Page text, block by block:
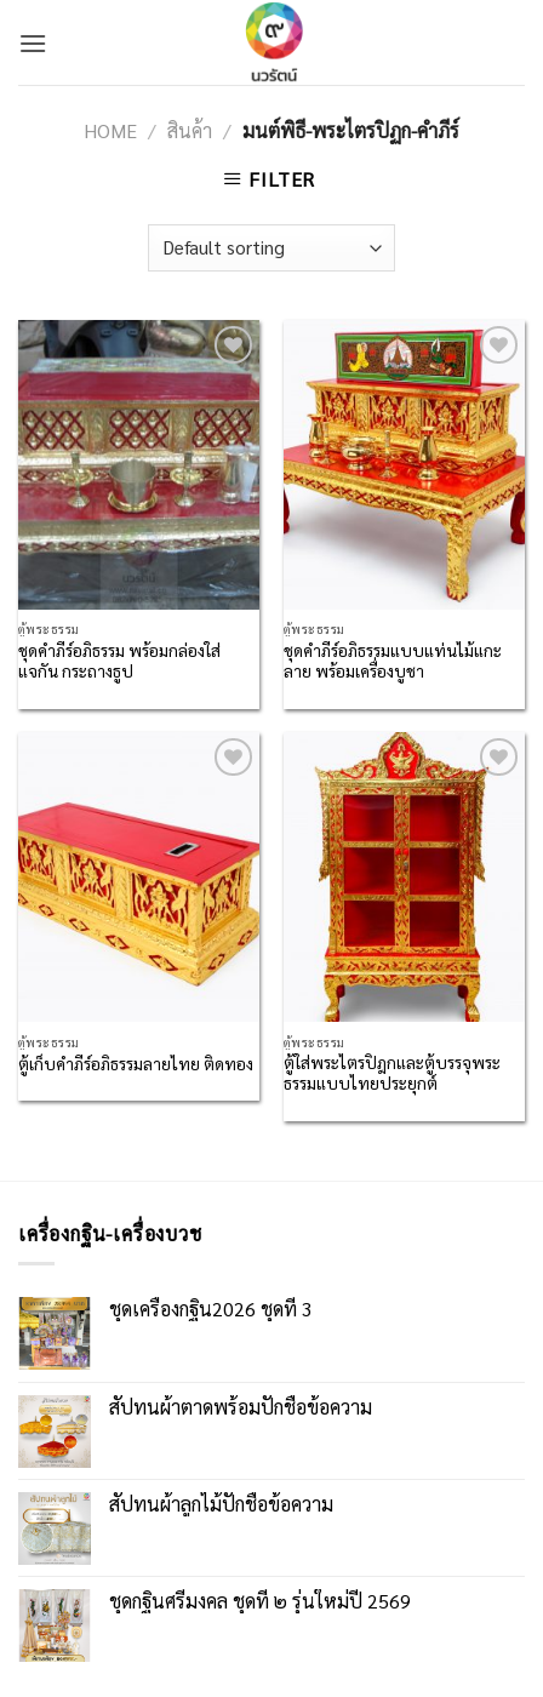
HOME / สินค้า / มนต์พิธี-พระไตรปิฏก-คำภีร์
FILTER
Add to
Wishlist
ตู้พระธรรม
ชุดคำภีร์อภิธรรม พร้อมกล่องใส่
แจกัน กระถางธูป
Add to
Wishlist
ตู้พระธรรม
ชุดคำภีร์อภิธรรมแบบแท่นไม้แกะ
ลาย พร้อมเครื่องบูชา
ตู้พระธรรม
ตู้เก็บคำภีร์อภิธรรมลายไทย ติดทอง
Add to
Wishlist
ตู้พระธรรม
ตู้ใส่พระไตรปิฎกและตู้บรรจุพระ
ธรรมแบบไทยประยุกต์
เครื่องกฐิน-เครื่องบวช
ชุดเครื่องกฐิน2026 ชุดที่ 3
สัปทนผ้าตาดพร้อมปักชื่อข้อความ
สัปทนผ้าลูกไม้ปักชื่อข้อความ
ชุดกฐินศรีมงคล ชุดที่ ๒ รุ่นใหม่ปี 2569